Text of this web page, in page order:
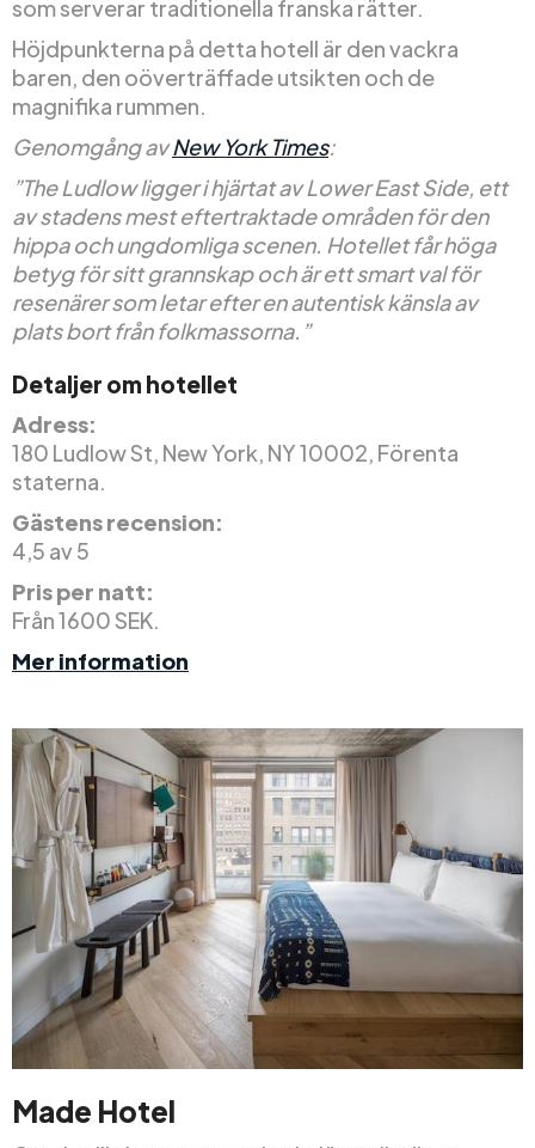
som serverar traditionella franska rätter.
Höjdpunkterna på detta hotell är den vackra
baren, den oöverträffade utsikten och de
magnifika rummen.
Genomgång avNew York Times:
”The Ludlow ligger i hjärtat av Lower East Side, ett
av stadens mest eftertraktade områden för den
hippa och ungdomliga scenen. Hotellet får höga
betyg för sitt grannskap och är ett smart val för
resenärer som letar efter en autentisk känsla av
plats bort från folkmassorna.”
Detaljer om hotellet
Adress:
180 Ludlow St, New York, NY 10002, Förenta
staterna.
Gästens recension:
4,5 av 5
Pris per natt:
Från 1600 SEK.
Mer information
Made Hotel